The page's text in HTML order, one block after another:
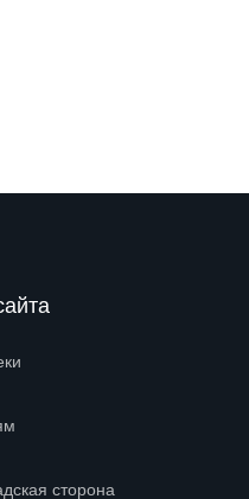
сторона